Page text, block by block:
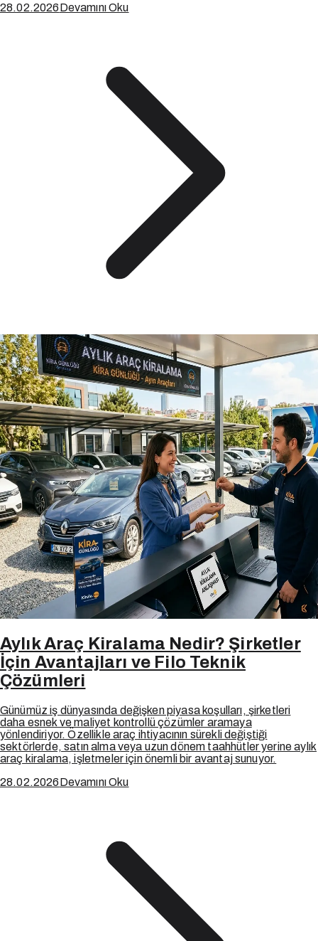
28.02.2026Devamını Oku
Aylık Araç Kiralama Nedir? Şirketler
İçin Avantajları ve Filo Teknik
Çözümleri
Günümüz iş dünyasında değişken piyasa koşulları, şirketleri
daha esnek ve maliyet kontrollü çözümler aramaya
yönlendiriyor. Özellikle araç ihtiyacının sürekli değiştiği
sektörlerde, satın alma veya uzun dönem taahhütler yerine aylık
araç kiralama, işletmeler için önemli bir avantaj sunuyor.
28.02.2026Devamını Oku